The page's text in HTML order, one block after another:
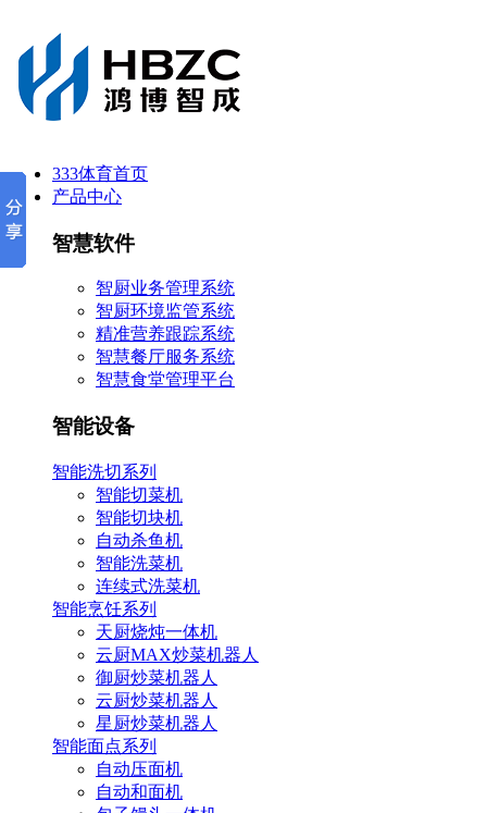
333体育首页
产品中心
智慧软件
智厨业务管理系统
智厨环境监管系统
精准营养跟踪系统
智慧餐厅服务系统
智慧食堂管理平台
智能设备
智能洗切系列
智能切菜机
智能切块机
自动杀鱼机
智能洗菜机
连续式洗菜机
智能烹饪系列
天厨烧炖一体机
云厨MAX炒菜机器人
御厨炒菜机器人
云厨炒菜机器人
星厨炒菜机器人
智能面点系列
自动压面机
自动和面机